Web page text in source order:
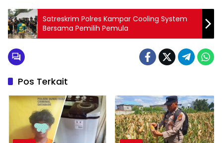
Satreskrim Polres Kampar Cooling System
Bersama Pemilih Pemula
Pos Terkait